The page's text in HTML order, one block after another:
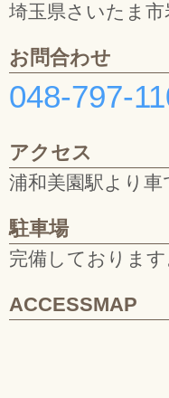
埼玉県さいたま
お問合わせ
048-797-
アクセス
浦和美園駅より車
駐車場
完備しております
ACCESSMAP